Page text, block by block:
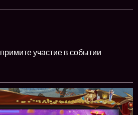
примите участие в событии